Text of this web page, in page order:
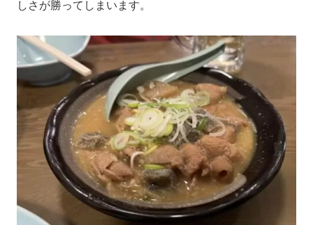
しさが勝ってしまいます。